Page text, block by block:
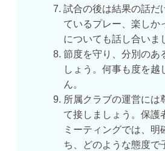
試合の後は結果の話だ
ているプレー、楽しか
についても話し合いま
節度を守り、分別のあ
しょう。何事も度を越
ん。
所属クラブの運営には
て接しましょう。保護
ミーティングでは、明
ち、どのような態度で